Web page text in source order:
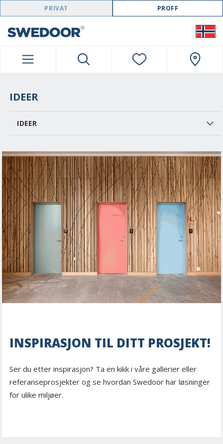
SWEDOOR NAVIGATION
PRIVAT PROFF
IDEER
IDEER
INSPIRASJON TIL DITT PROSJEKT!
Ser du etter inspirasjon? Ta en kikk i våre gallerier eller
referanseprosjekter og se hvordan Swedoor har løsninger
for ulike miljøer.